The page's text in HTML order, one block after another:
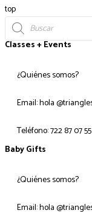
top
Classes + Events
¿Quiénes somos?
Email: hola
Teléfono: 722 87 07 55
Baby Gifts
¿Quiénes somos?
Email: hola